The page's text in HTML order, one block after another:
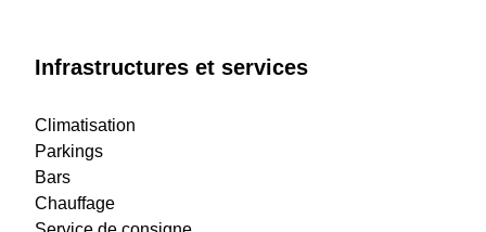
Infrastructures et services
Climatisation
Parkings
Bars
Chauffage